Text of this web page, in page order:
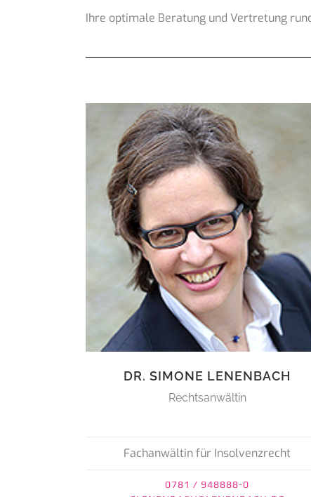
Ihre optimale Beratung und Vertretung
DR. SIMONE LENENBACH
Rechtsanwältin
Fachanwältin für Insolvenzrecht
0781 / 948888-0